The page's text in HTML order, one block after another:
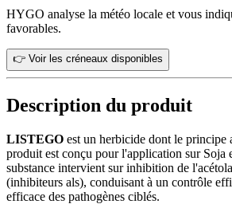
HYGO analyse la météo locale et vous
favorables.
👉 Voir les créneaux disponibles
Description du produit
LISTEGO est un herbicide dont le principe
produit est conçu pour l'application sur Soja
substance intervient sur inhibition de
(inhibiteurs als), conduisant à un contrôle
efficace des pathogènes ciblés.